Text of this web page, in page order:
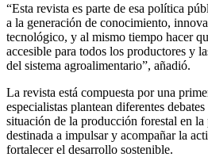
“Esta revista es parte de esa política
a la generación de conocimiento,
tecnológico, y al mismo tiempo hacer
accesible para todos los productores y
del sistema agroalimentario”, añadió.
La revista está compuesta por una
especialistas plantean diferentes
situación de la producción forestal en
destinada a impulsar y acompañar la
fortalecer el desarrollo sostenible.